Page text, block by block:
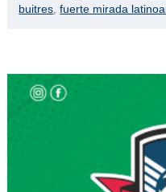
buitres ,fuerte mirada